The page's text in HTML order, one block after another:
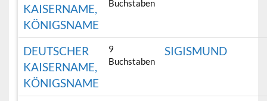
KAISERNAME,
KÖNIGSNAME
Buchstaben
DEUTSCHER
KAISERNAME,
KÖNIGSNAME
9
Buchstaben
SIGISMUND